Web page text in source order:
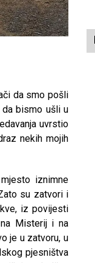
da smo pošli
bismo ušli u
uvrstio
nekih mojih
iznimne
su zatvori i
iz povijesti
Misterij i na
je u zatvoru, u
pjesništva